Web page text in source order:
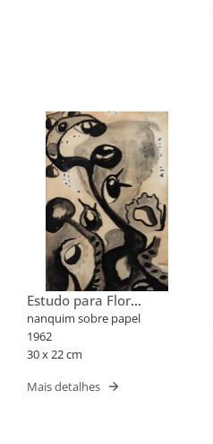
Estudo para Flor
Fantástica XXX
nanquim sobre papel
1962
30 x 22 cm
Mais detalhes